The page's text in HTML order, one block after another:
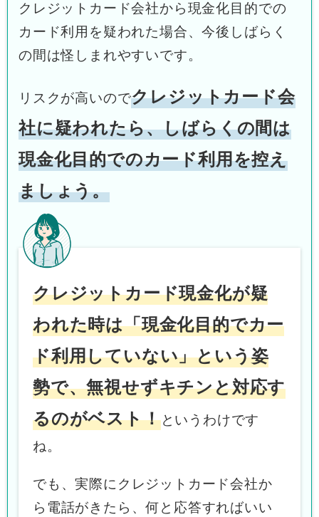
クレジットカード会社から現金化目的での
カード利用を疑われた場合、今後しばらく
の間は怪しまれやすいです。
リスクが高いのでクレジットカード会
社に疑われたら、しばらくの間は
現金化目的でのカード利用を控え
ましょう。
クレジットカード現金化が疑
われた時は「現金化目的でカー
ド利用していない」という姿
勢で、無視せずキチンと対応す
るのがベスト！というわけです
ね。
でも、実際にクレジットカード会社か
ら電話がきたら、何と応答すればいい